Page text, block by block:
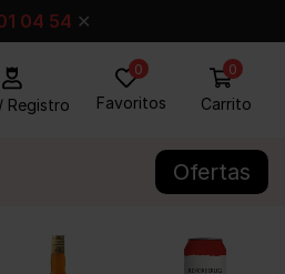
04 54 ✕
Registro
0
Favoritos
0
Carrito
Ofertas